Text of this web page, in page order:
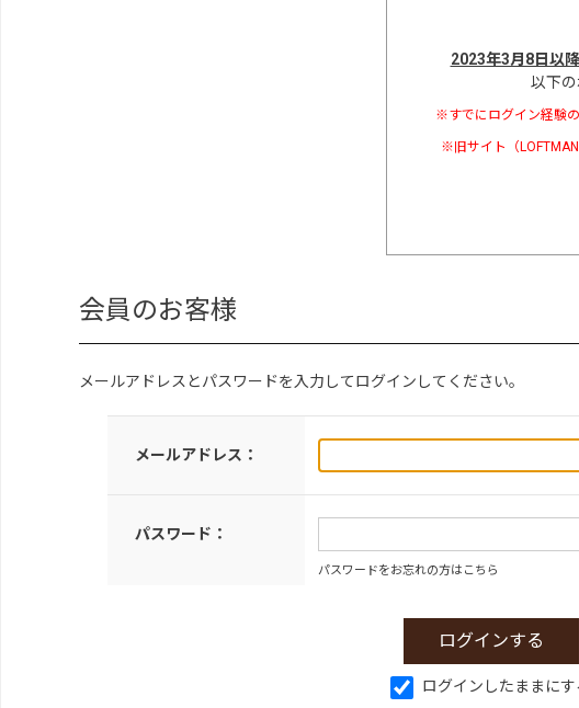
2023年3月8日以
以下
※すでにログイン経験
※旧サイト（
会員のお客様
メールアドレスとパスワードを入力してログインしてください。
メールアドレス：
パスワード：
パスワードをお忘れの方はこちら
ログインしたままにす